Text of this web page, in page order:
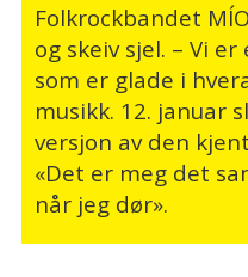
Folkrockbandet
og skeiv sjel. – Vi
som er glade i
musikk. 12. januar
versjon av den
«Det er meg det
når jeg dør».